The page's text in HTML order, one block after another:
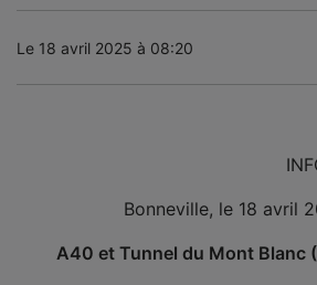
Le 18 avril 2025 à 08:20
Bonneville, le 18 avril
A40 et Tunnel du Mont Blanc